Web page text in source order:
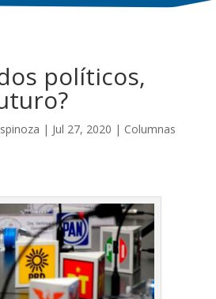
políticos,
| Jul 27, 2020 | Columnas